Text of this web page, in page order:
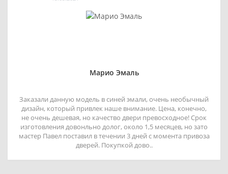
Марио Эмаль
Заказали данную модель в синей эмали, очень необычный
дизайн, который привлек наше внимание. Цена, конечно,
не очень дешевая, но качество двери превосходное! Срок
изготовления довонльно долог, около 1,5 месяцев, но зато
мастер Павел поставил в течении 3 дней с момента привоза
дверей. Покупкой дово..